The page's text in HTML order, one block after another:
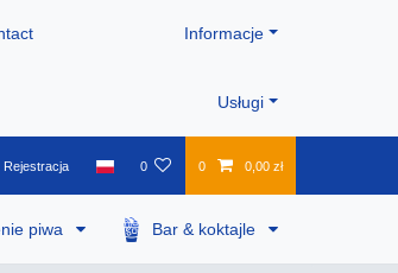
Informacje
Usługi
Rejestracja 0 0 0,00 zł
piwa Bar & koktajle